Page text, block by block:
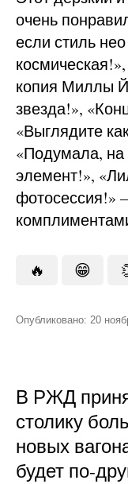
очень
если стиль
копия Миллы
звезда!»,
«Выглядите
«Подумала,
элемент!»,
фотосессия!»
🔥 😁
Опубликовано: 20
В РЖД
столику
новых
будет по-